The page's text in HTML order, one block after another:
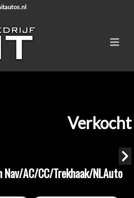
Verkocht
AC/CC/Trekhaak/NLAuto